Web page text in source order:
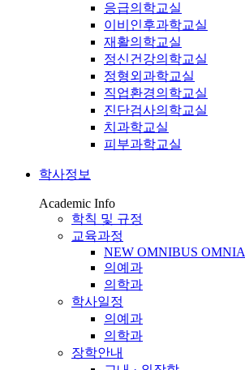
응급의학교실
이비인후과학교실
재활의학교실
정신건강의학교실
정형외과학교실
직업환경의학교실
진단검사의학교실
치과학교실
피부과학교실
학사정보
Academic Info
학칙 및 규정
교육과정
NEW OMNIBUS OMNIA
의예과
의학과
학사일정
의예과
의학과
장학안내